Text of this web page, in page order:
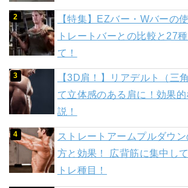
【特集】EZバー・Wバーの
トレートバーとの比較と27
て！
【3D肩！】リアデルト（三
て立体感のある肩に！効果
説！
ストレートアームプルダウ
方と効果！ 広背筋に集中し
トレ種目！